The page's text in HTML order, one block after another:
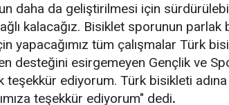
daha da geliştirilmesi için
kalacağız. Bisiklet sporunun parlak
yapacağımız tüm çalışmalar Türk
desteğini esirgemeyen Gençlik ve
teşekkür ediyorum. Türk bisikleti
teşekkür ediyorum" dedi.